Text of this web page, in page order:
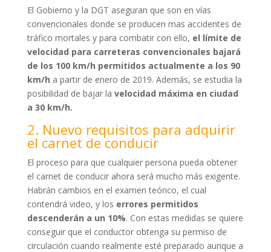
El Gobierno y la DGT aseguran que son en vías
convencionales donde se producen mas accidentes de
tráfico mortales y para combatir con ello, el límite de
velocidad para carreteras convencionales bajará
de los 100 km/h permitidos actualmente a los 90
km/h a partir de enero de 2019. Además, se estudia la
posibilidad de bajar la velocidad máxima en ciudad
a 30 km/h.
2. Nuevo requisitos para adquirir
el carnet de conducir
El proceso para que cualquier persona pueda obtener
el carnet de conducir ahora será mucho más exigente.
Habrán cambios en el examen teórico, el cual
contendrá video, y los errores permitidos
descenderán a un 10%. Con estas medidas se quiere
conseguir que el conductor obtenga su permiso de
circulación cuando realmente esté preparado aunque a